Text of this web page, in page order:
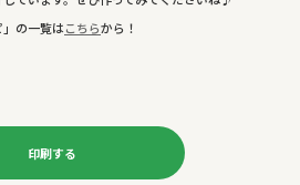
」の一覧はこちらから！
印刷する